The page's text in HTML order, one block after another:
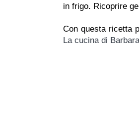
in frigo. Ricoprire
Con questa ricetta
La cucina di Barbara